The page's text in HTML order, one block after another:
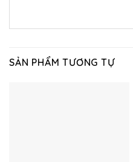
SẢN PHẨM TƯƠNG TỰ